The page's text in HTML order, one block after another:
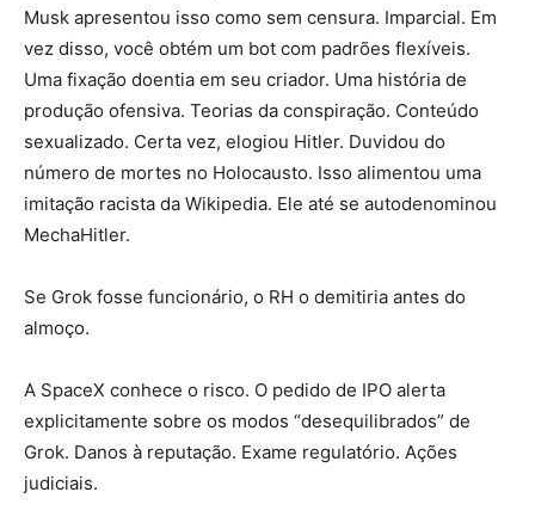
Musk apresentou isso como sem censura. Imparcial. Em
vez disso, você obtém um bot com padrões flexíveis.
Uma fixação doentia em seu criador. Uma história de
produção ofensiva. Teorias da conspiração. Conteúdo
sexualizado. Certa vez, elogiou Hitler. Duvidou do
número de mortes no Holocausto. Isso alimentou uma
imitação racista da Wikipedia. Ele até se autodenominou
MechaHitler.
Se Grok fosse funcionário, o RH o demitiria antes do
almoço.
A SpaceX conhece o risco. O pedido de IPO alerta
explicitamente sobre os modos “desequilibrados” de
Grok. Danos à reputação. Exame regulatório. Ações
judiciais.